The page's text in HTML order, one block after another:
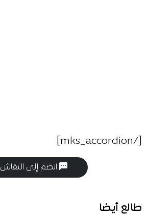
[/mks_accordion]
انضم إلى النقاش
طالع أيضا